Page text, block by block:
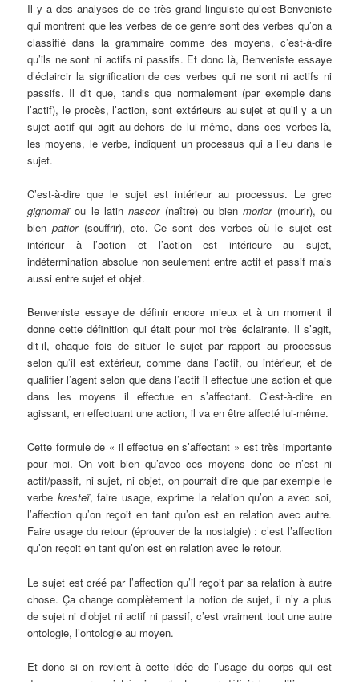
Il y a des analyses de ce très grand linguiste qu’est Benveniste
qui montrent que les verbes de ce genre sont des verbes qu’on a
classifié dans la grammaire comme des moyens, c’est-à-dire
qu’ils ne sont ni actifs ni passifs. Et donc là, Benveniste essaye
d’éclaircir la signification de ces verbes qui ne sont ni actifs ni
passifs. Il dit que, tandis que normalement (par exemple dans
l’actif), le procès, l’action, sont extérieurs au sujet et qu’il y a un
sujet actif qui agit au-dehors de lui-même, dans ces verbes-là,
les moyens, le verbe, indiquent un processus qui a lieu dans le
sujet.
C’est-à-dire que le sujet est intérieur au processus. Le grec
gignomaïou le latinnascor(naître) ou bienmorior(mourir), ou
bienpatior(souffrir), etc. Ce sont des verbes où le sujet est
intérieur à l’action et l’action est intérieure au sujet,
indétermination absolue non seulement entre actif et passif mais
aussi entre sujet et objet.
Benveniste essaye de définir encore mieux et à un moment il
donne cette définition qui était pour moi très éclairante. Il s’agit,
dit-il, chaque fois de situer le sujet par rapport au processus
selon qu’il est extérieur, comme dans l’actif, ou intérieur, et de
qualifier l’agent selon que dans l’actif il effectue une action et que
dans les moyens il effectue en s’affectant. C’est-à-dire en
agissant, en effectuant une action, il va en être affecté lui-même.
Cette formule de « il effectue en s’affectant » est très importante
pour moi. On voit bien qu’avec ces moyens donc ce n’est ni
actif/passif, ni sujet, ni objet, on pourrait dire que par exemple le
verbe kresteï, faire usage, exprime la relation qu’on a avec soi,
l’affection qu’on reçoit en tant qu’on est en relation avec autre.
Faire usage du retour (éprouver de la nostalgie) : c’est l’affection
qu’on reçoit en tant qu’on est en relation avec le retour.
Le sujet est créé par l’affection qu’il reçoit par sa relation à autre
chose. Ça change complètement la notion de sujet, il n’y a plus
de sujet ni d’objet ni actif ni passif, c’est vraiment tout une autre
ontologie, l’ontologie au moyen.
Et donc si on revient à cette idée de l’usage du corps qui est